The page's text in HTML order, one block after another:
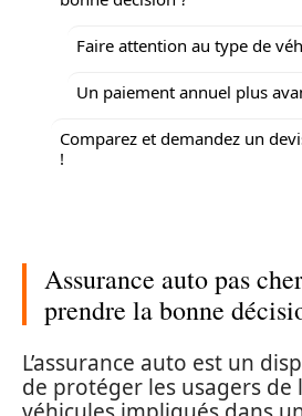
Faire attention au type de
Un paiement annuel plus
Comparez et demandez un
!
Assurance auto pas
prendre la bonne
L’assurance auto est un
de protéger les usagers de